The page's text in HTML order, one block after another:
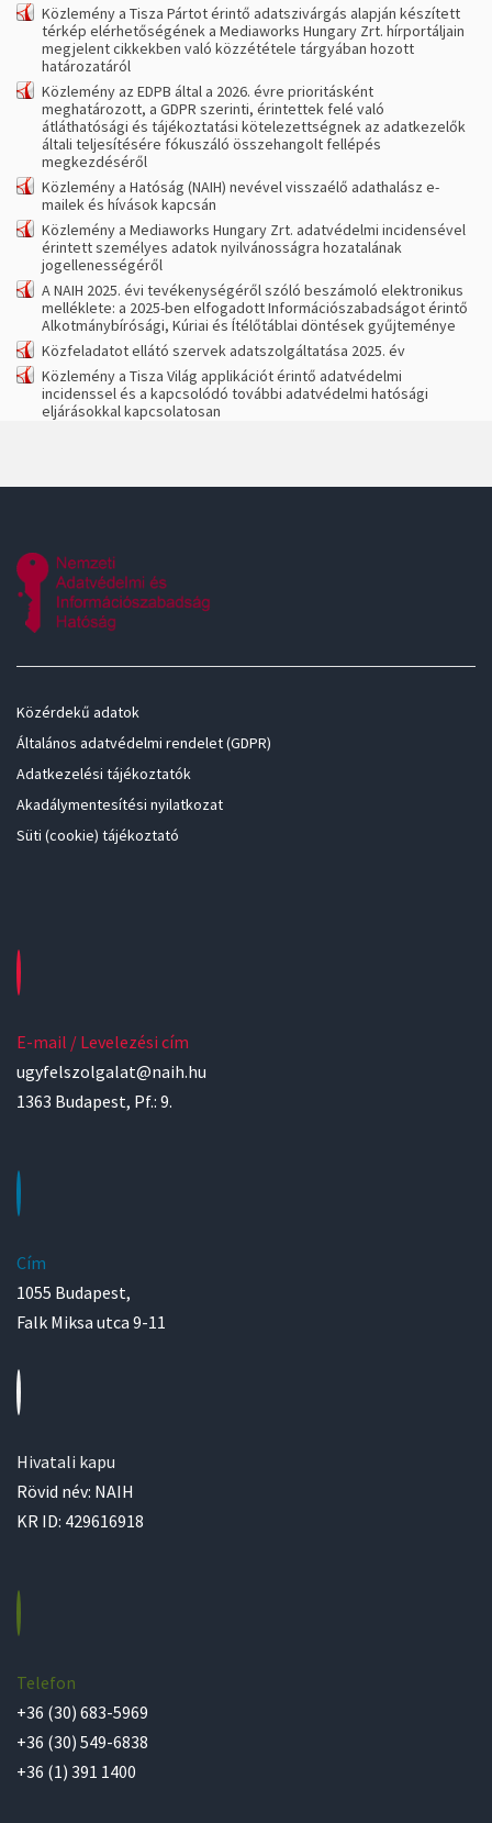
Közlemény a Tisza Pártot érintő adatszivárgás alapján készített
térkép elérhetőségének a Mediaworks Hungary Zrt. hírportáljain
megjelent cikkekben való közzététele tárgyában hozott
határozatáról
Közlemény az EDPB által a 2026. évre prioritásként
meghatározott, a GDPR szerinti, érintettek felé való
átláthatósági és tájékoztatási kötelezettségnek az adatkezelők
általi teljesítésére fókuszáló összehangolt fellépés
megkezdéséről
Közlemény a Hatóság (NAIH) nevével visszaélő adathalász e-
mailek és hívások kapcsán
Közlemény a Mediaworks Hungary Zrt. adatvédelmi incidensével
érintett személyes adatok nyilvánosságra hozatalának
jogellenességéről
A NAIH 2025. évi tevékenységéről szóló beszámoló elektronikus
melléklete: a 2025-ben elfogadott Információszabadságot érintő
Alkotmánybírósági, Kúriai és Ítélőtáblai döntések gyűjteménye
Közfeladatot ellátó szervek adatszolgáltatása 2025. év
Közlemény a Tisza Világ applikációt érintő adatvédelmi
incidenssel és a kapcsolódó további adatvédelmi hatósági
eljárásokkal kapcsolatosan
Közérdekű adatok
Általános adatvédelmi rendelet (GDPR)
Adatkezelési tájékoztatók
Akadálymentesítési nyilatkozat
Süti (cookie) tájékoztató
E-mail / Levelezési cím
ugyfelszolgalat@naih.hu
1363 Budapest, Pf.: 9.
Cím
1055 Budapest,
Falk Miksa utca 9-11
Hivatali kapu
Rövid név: NAIH
KR ID: 429616918
Telefon
+36 (30) 683-5969
+36 (30) 549-6838
+36 (1) 391 1400